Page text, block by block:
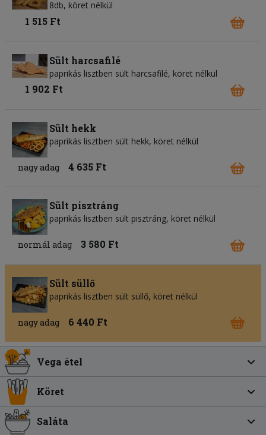
8db, köret nélkül
1 515 Ft
Sült harcsafilé
paprikás lisztben sült harcsafilé, köret nélkül
1 902 Ft
Sült hekk
paprikás lisztben sült hekk, köret nélkül
nagy adag 4 635 Ft
Sült pisztráng
paprikás lisztben sült pisztráng, köret nélkül
normál adag 3 580 Ft
Sült süllő
paprikás lisztben sült süllő, köret nélkül
nagy adag 6 440 Ft
Vega étel
Köret
Saláta